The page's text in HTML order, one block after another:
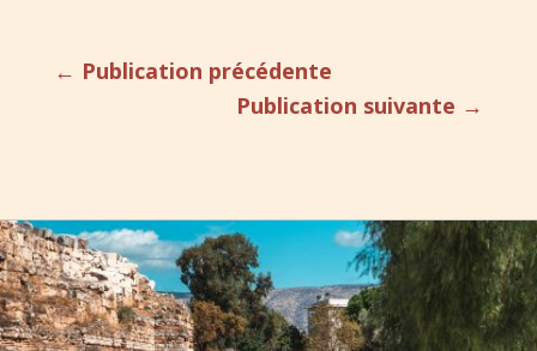
← Publication précédente
Publication suivante →